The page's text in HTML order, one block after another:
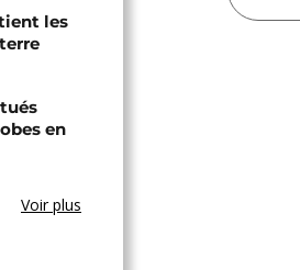
les
en
Voir plus